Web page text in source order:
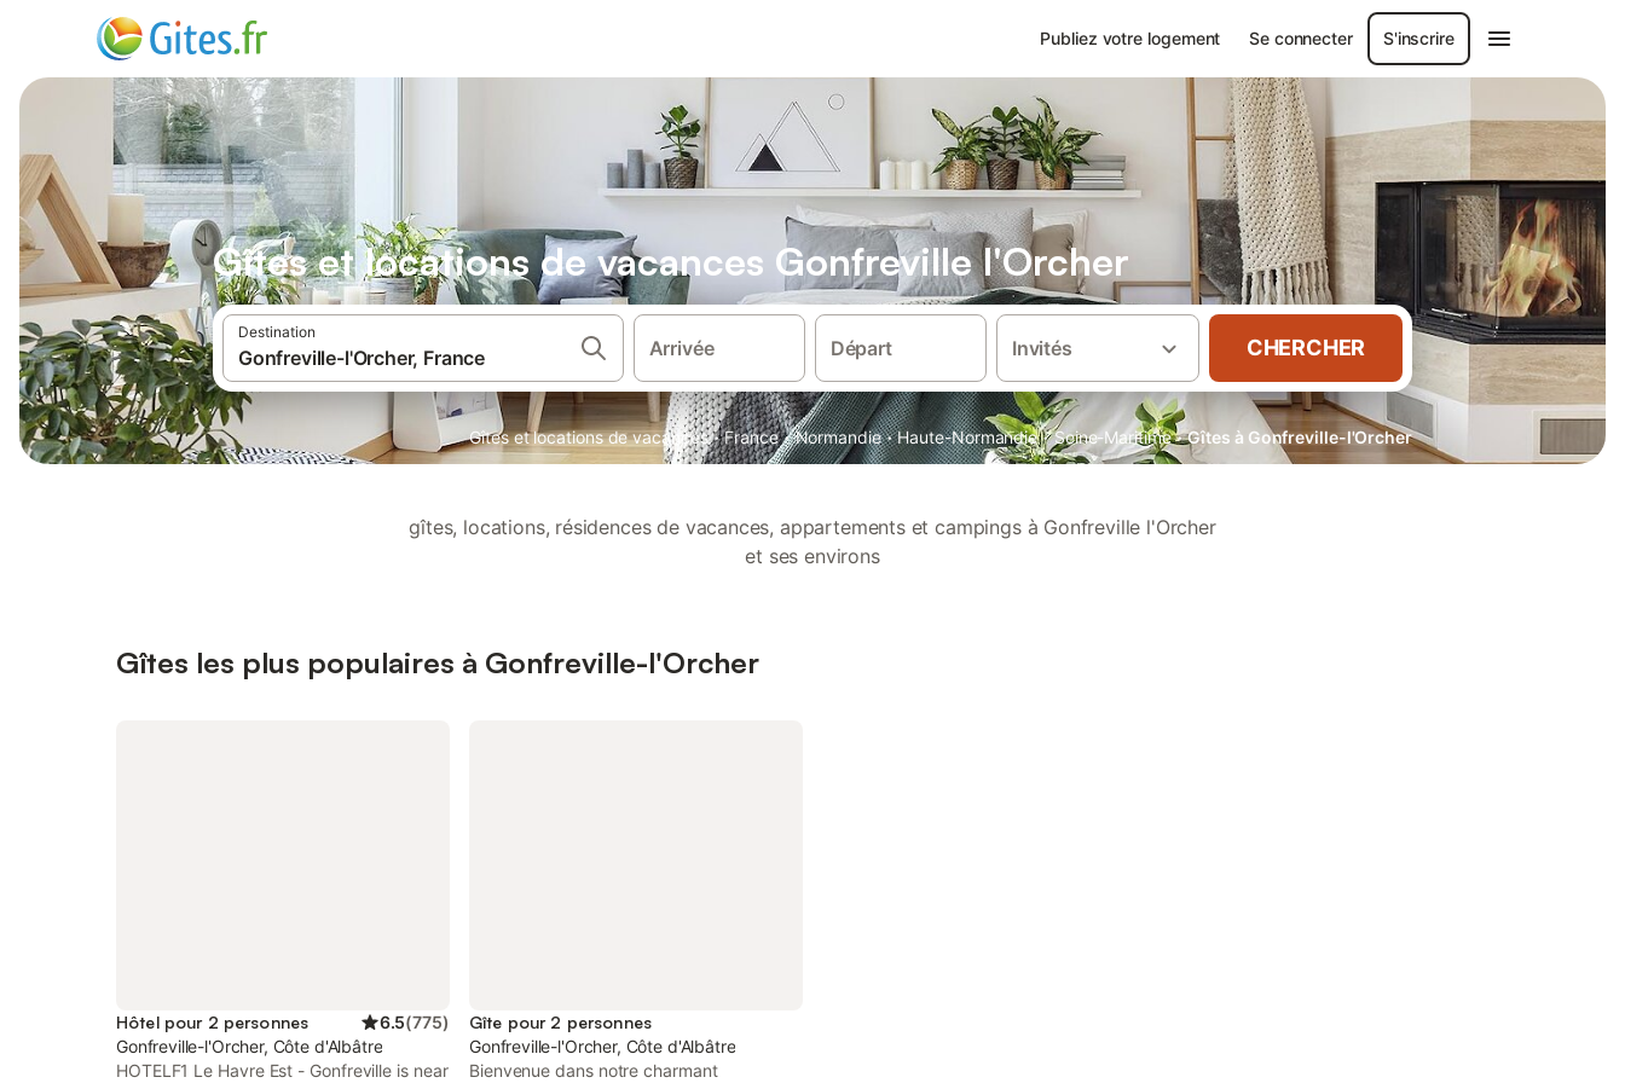
Publiez votre logement Se connecter S'inscrire
Gîtes et locations de vacances Gonfreville l'Orcher
Destination
Arrivée Départ Invités CHERCHER
Gîtes et locations de vacances · France · Normandie · Haute-Normandie · Seine-Maritime · Gîtes à Gonfreville-l'Orcher
gîtes, locations, résidences de vacances, appartements et campings à Gonfreville l'Orcher
et ses environs
Gîtes les plus populaires à Gonfreville-l'Orcher
Hôtel pour 2 personnes 6.5(775)
Gonfreville-l'Orcher, Côte d'Albâtre
HOTELF1 Le Havre Est - Gonfreville is near
Gîte pour 2 personnes
Gonfreville-l'Orcher, Côte d'Albâtre
Bienvenue dans notre charmant